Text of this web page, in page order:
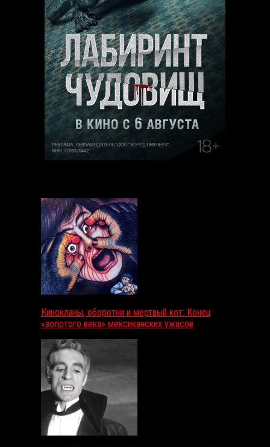
Кинокланы, оборотни и мертвый кот: Конец
«золотого века» мексиканских ужасов